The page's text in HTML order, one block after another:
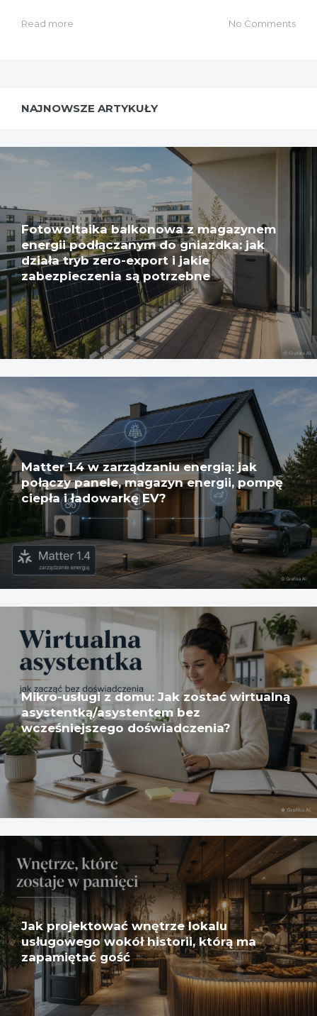
Read more No Comments
NAJNOWSZE ARTYKUŁY
Fotowoltaika balkonowa z magazynem
energii podłączanym do gniazdka: jak
działa tryb zero-export i jakie
zabezpieczenia są potrzebne
Matter 1.4 w zarządzaniu energią: jak
połączy panele, magazyn energii, pompę
ciepła i ładowarkę EV?
Mikro-usługi z domu: Jak zostać wirtualną
asystentką/asystentem bez
wcześniejszego doświadczenia?
Jak projektować wnętrze lokalu
usługowego wokół historii, którą ma
zapamiętać gość